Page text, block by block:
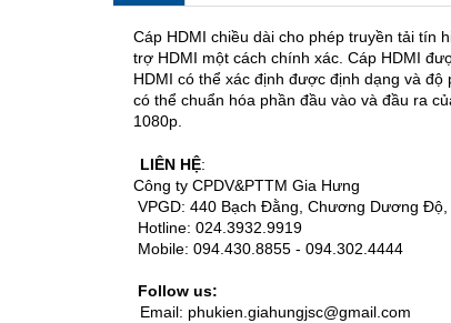
hoạt
động)
Cáp HDMI chiều dài cho phép truyền tải tín
trợ HDMI một cách chính xác. Cáp HDMI
HDMI có thể xác định được định dạng và
có thể chuẩn hóa phần đầu vào và đầu ra
1080p.
LIÊN HỆ:
Công ty CPDV&PTTM Gia Hưng
VPGD: 440 Bạch Đằng, Chương Dương Độ,
Hotline: 024.3932.9919
Mobile: 094.430.8855 - 094.302.4444
Follow us:
Email: phukien.giahungjsc@gmail.com